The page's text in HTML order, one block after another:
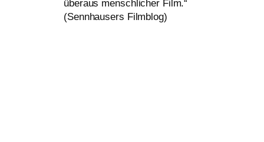
über­aus mensch­li­cher Film.“
(Sennhausers Filmblog)